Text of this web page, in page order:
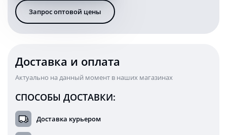
света
прямоугольная
10-
Запрос оптовой цены
Доставка и оплата
Актуально на данный момент в наших магазинах
СПОСОБЫ ДОСТАВКИ:
Доставка курьером